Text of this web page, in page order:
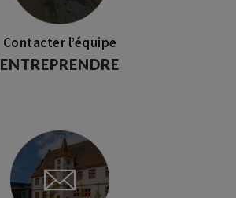
Contacter l’équipe
ENTREPRENDRE